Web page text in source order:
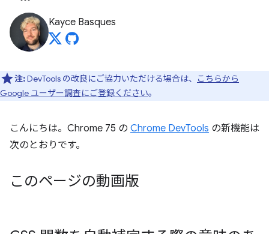
Kayce Basques
注:DevTools の改良にご協力いただける場合は、
こちらから
Google ユーザー調査にご登録ください。
こんにちは。Chrome 75 の Chrome DevTools の新機能は
次のとおりです。
このページの動画版